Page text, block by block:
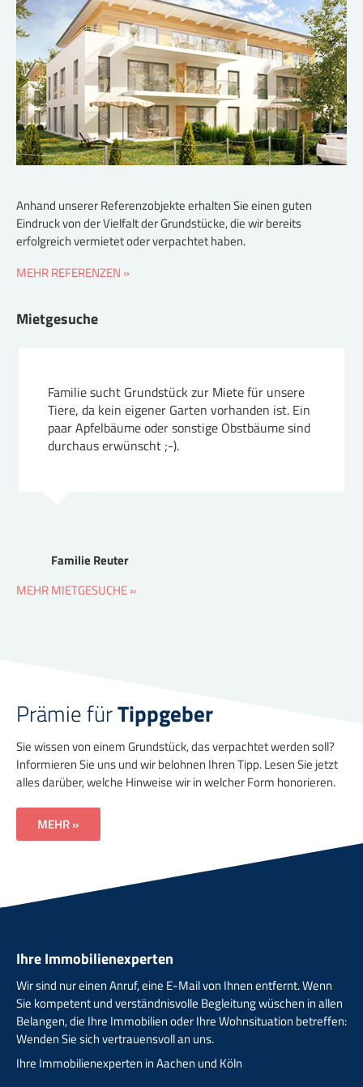
Anhand unserer Referenzobjekte erhalten Sie einen guten
Eindruck von der Vielfalt der Grundstücke, die wir bereits
erfolgreich vermietet oder verpachtet haben.
MEHR REFERENZEN »
Mietgesuche
Familie sucht Grundstück zur Miete für unsere
Tiere, da kein eigener Garten vorhanden ist. Ein
paar Apfelbäume oder sonstige Obstbäume sind
durchaus erwünscht ;-).
Familie Reuter
MEHR MIETGESUCHE »
Prämie fürTippgeber
Sie wissen von einem Grundstück, das verpachtet werden soll?
Informieren Sie uns und wir belohnen Ihren Tipp. Lesen Sie jetzt
alles darüber, welche Hinweise wir in welcher Form honorieren.
MEHR »
Ihre Immobilienexperten
Wir sind nur einen Anruf, eine E-Mail von Ihnen entfernt. Wenn
Sie kompetent und verständnisvolle Begleitung wüschen in allen
Belangen, die Ihre Immobilien oder Ihre Wohnsituation betreffen:
Wenden Sie sich vertrauensvoll an uns.
Ihre Immobilienexperten in Aachen und Köln